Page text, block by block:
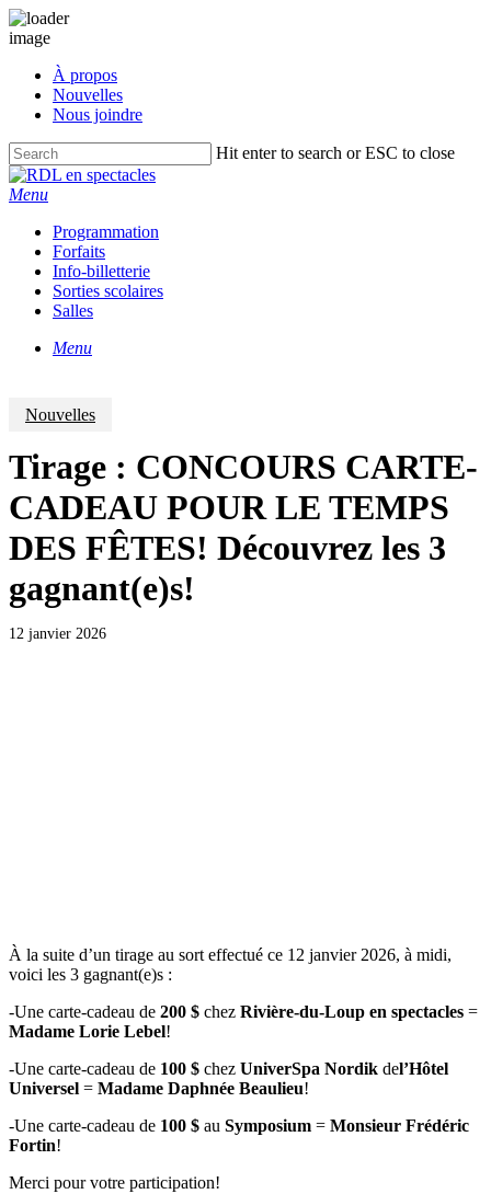
main
content
À propos
Nouvelles
Nous joindre
Hit enter to search or ESC to close
Close
Search
Menu
Programmation
Forfaits
Info-billetterie
Sorties scolaires
Salles
Menu
Nouvelles
Tirage : CONCOURS CARTE-
CADEAU POUR LE TEMPS
DES FÊTES! Découvrez les 3
gagnant(e)s!
12 janvier 2026
À la suite d’un tirage au sort effectué ce 12 janvier 2026, à midi,
voici les 3 gagnant(e)s :
-Une carte-cadeau de 200 $ chez Rivière-du-Loup en spectacles =
Madame Lorie Lebel!
-Une carte-cadeau de 100 $ chez UniverSpa Nordik del’Hôtel
Universel = Madame Daphnée Beaulieu!
-Une carte-cadeau de 100 $ au Symposium = Monsieur Frédéric
Fortin!
Merci pour votre participation!